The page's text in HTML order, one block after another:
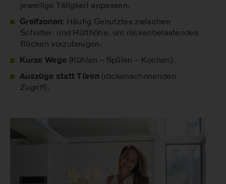
jeweilige Tätigkeit anpassen.
Greifzonen: Häufig Genutztes zwischen
Schulter- und Hüfthöhe, um rückenbelastendes
Bücken vorzubeugen.
Kurze Wege (Kühlen – Spülen – Kochen).
Auszüge statt Türen (rückenschonenden
Zugriff).